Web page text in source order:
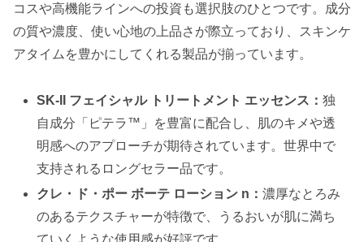
コスや高機能ラインへの投資も選択肢のひとつです。成分
の質や濃度、使い心地の上品さが際立っており、スキンケ
アタイムを豊かにしてくれる製品が揃っています。
SK-II フェイシャル トリートメント エッセンス：独
自成分「ピテラ™」を豊富に配合し、肌のキメや透
明感へのアプローチが期待されています。世界中で
支持されるロングセラー品です。
クレ・ド・ポー ボーテ ローション n：濃厚なとろみ
のあるテクスチャーが特徴で、うるおいが肌に満ち
ていくような使用感が好評です。